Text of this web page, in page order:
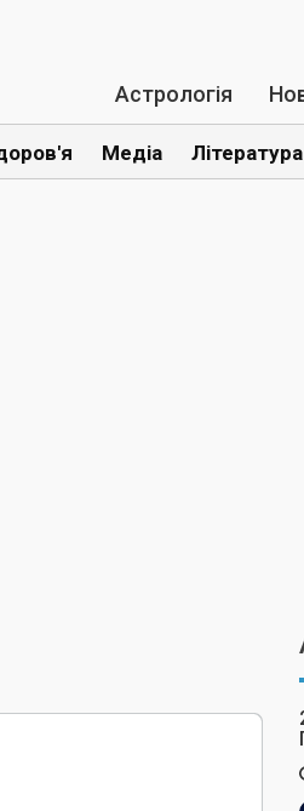
Астрологія
Медіа Література